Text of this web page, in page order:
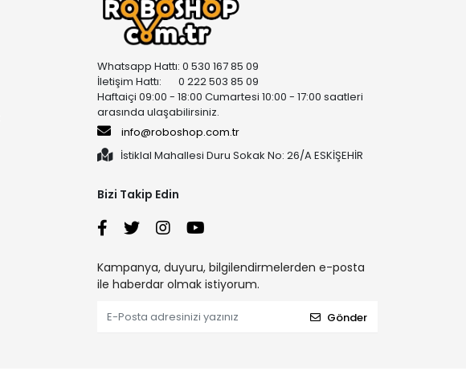
Whatsapp Hattı: 0 530 167 85 09
İletişim Hattı: 0 222 503 85 09
Haftaiçi 09:00 - 18:00 Cumartesi 10:00 - 17:00 saatleri
arasında ulaşabilirsiniz.
info@roboshop.com.tr
İstiklal Mahallesi Duru Sokak No: 26/A ESKİŞEHİR
Bizi Takip Edin
Kampanya, duyuru, bilgilendirmelerden e-posta
ile haberdar olmak istiyorum.
Gönder